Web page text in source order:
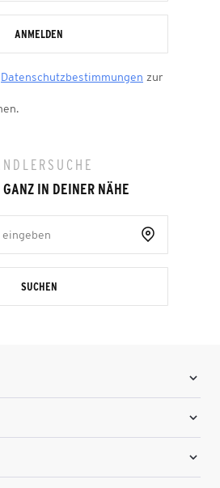
ANMELDEN
Datenschutzbestimmungen zur
IN DEINER NÄHE
SUCHEN